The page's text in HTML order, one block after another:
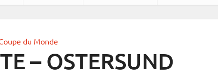
du Monde
– OSTERSUND